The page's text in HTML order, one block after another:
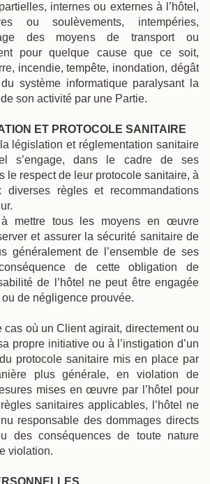
internes ou externes à l’hôtel,
ou soulèvements, intempéries,
des moyens de transport ou
pour quelque cause que ce soit,
incendie, tempête, inondation, dégât
système informatique paralysant la
son activité par une Partie.
ET PROTOCOLE SANITAIRE
législation et réglementation sanitaire
s’engage, dans le cadre de ses
le respect de leur protocole sanitaire, à
diverses règles et recommandations
à mettre tous les moyens en œuvre
et assurer la sécurité sanitaire de
généralement de l’ensemble de ses
de cette obligation de
de l’hôtel ne peut être engagée
ou de négligence prouvée.
cas où un Client agirait, directement ou
propre initiative ou à l’instigation d’un
protocole sanitaire mis en place par
plus générale, en violation de
mises en œuvre par l’hôtel pour
sanitaires applicables, l’hôtel ne
responsable des dommages directs
des conséquences de toute nature
violation.